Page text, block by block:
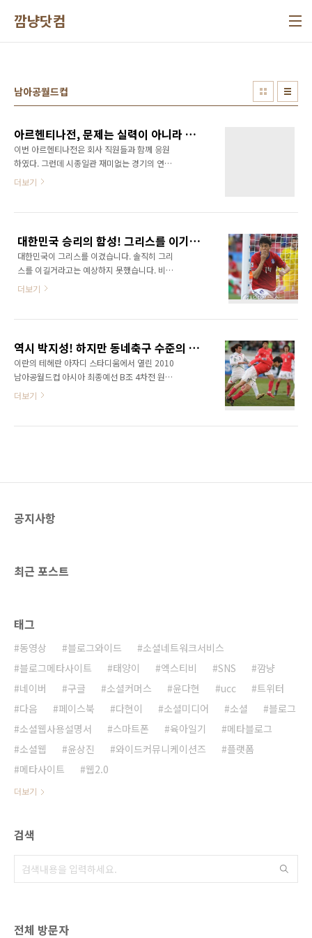
깜냥닷컴
남아공월드컵
아르헨티나전, 문제는 실력이 아니라 선수들의 정신력!
이번 아르헨티나전은 회사 직원들과 함께 응원
하였다. 그런데 시종일관 재미없는 경기의 연속
이었다. 전반 막바지에 터진 이청용의 골을 빼면
대한민국 태극전사의 정신력에 문제가 있었다고
생각한다. 이청용을 비롯한 태극전사들은 아르
헨티나에 전혀 주눅들지 않았다고 인터뷰를 하
긴 했지만 막상 경기장에 들어서자 아르헨티나
핑도 엉망이었고.. 패스도 엉망이었다. 특히 볼
다고 생각했던 대한민국이었는데... 어찌 그리 볼
트래핑을 못하는가? 아르헨..
더보기
대한민국 승리의 함성! 그리스를 이기다!!!
대한민국이 그리스를 이겼습니다. 솔직히 그리
스를 이길거라고는 예상하지 못했습니다. 비기
면 다행이라 생각했엇죠~ 하지만 생각해보면 그
용, 박지성, 박주영! 대단했습니다. 물론 첫골이
자 결승골을 넣은 이정수의 활약도 눈부셨죠~ 기
성용이 잘 보이지 않아서 조금 아쉽기는 했지만
그래도 정말 막강한 공격력을 보여줬습니다. 아,
기록한거네요~ 하지만 제가 기성용에 거는 기대
더보기
역시 박지성! 하지만 동네축구 수준의 한국축구!
이란의 테헤란 아자디 스타디움에서 열린 2010
남아공월드컵 아시아 최종예선 B조 4차전 원정
경기에서 박지성의 동점골에 힘입어 무승부를
을 쓴 것도 바로 이 선수에 대하여 이야기 하고
더보기
공지사항
최근 포스트
태그
동영상 블로그와이드
소셜네트워크서비스
블로그메타사이트
태양이 엑스티비 SNS
깜냥
네이버
구글 소셜커머스 윤다현 ucc
트위터
다음
페이스북 다현이 소셜미디어 소셜
블로그
소셜웹사용설명서
스마트폰 육아일기
메타블로그
소셜웹
윤상진 와이드커뮤니케이션즈
플랫폼
메타사이트
웹2.0
더보기
검색
전체 방문자